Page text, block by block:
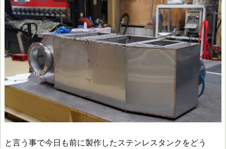
と言う事で今日も前に製作したステンレスタンクをどう